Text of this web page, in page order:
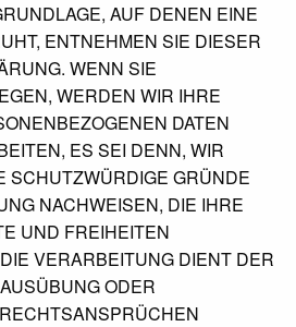
AUF DENEN EINE
ENTNEHMEN SIE DIESER
WENN SIE
WERDEN WIR IHRE
DATEN
ES SEI DENN, WIR
SCHUTZWÜRDIGE GRÜNDE
NACHWEISEN, DIE IHRE
UND FREIHEITEN
VERARBEITUNG DIENT DER
ODER